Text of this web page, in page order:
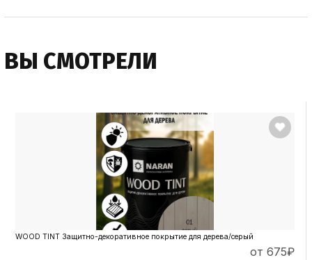
ВЫ СМОТРЕЛИ
WOOD TINT Защитно-декоративное покрытие для дерева/серый
от 675₽